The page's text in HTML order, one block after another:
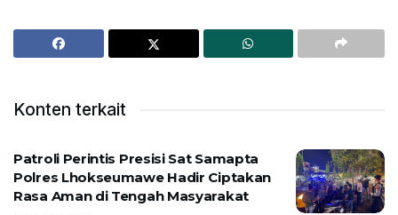
Konten terkait
Patroli Perintis Presisi Sat Samapta
Polres Lhokseumawe Hadir Ciptakan
Rasa Aman di Tengah Masyarakat